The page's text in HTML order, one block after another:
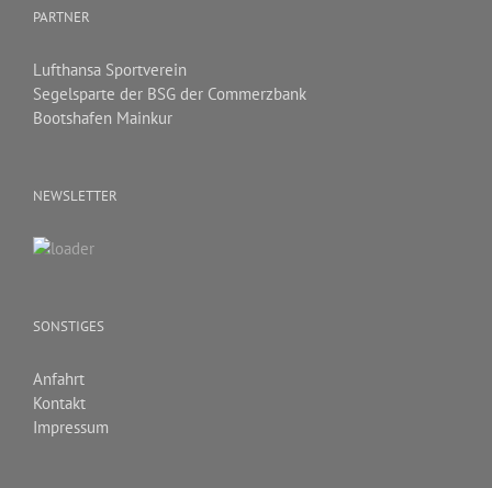
PARTNER
Lufthansa Sportverein
Segelsparte der BSG der Commerzbank
Bootshafen Mainkur
NEWSLETTER
SONSTIGES
Anfahrt
Kontakt
Impressum